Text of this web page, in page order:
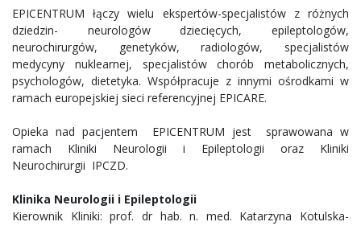
EPICENTRUM łączy wielu ekspertów-specjalistów z różnych
dziedzin- neurologów dziecięcych, epileptologów,
neurochirurgów, genetyków, radiologów, specjalistów
medycyny nuklearnej, specjalistów chorób metabolicznych,
psychologów, dietetyka. Współpracuje z innymi ośrodkami w
ramach europejskiej sieci referencyjnej EPICARE.
Opieka nad pacjentem EPICENTRUM jest sprawowana w
ramach Kliniki Neurologii i Epileptologii oraz Kliniki
Neurochirurgii IPCZD.
Klinika Neurologii i Epileptologii
Kierownik Kliniki: prof. dr hab. n. med. Katarzyna Kotulska-